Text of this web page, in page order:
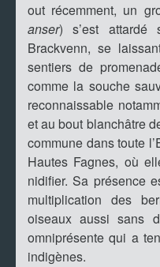
out récemment, un
anser) s’est
Brackvenn, se
sentiers de
comme la souche
reconnaissable
et au bout blanchâtre
commune dans toute
Hautes Fagnes, où
nidifier. Sa présence
multiplication des
oiseaux aussi sans
omniprésente qui a
indigènes.